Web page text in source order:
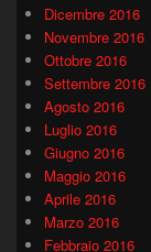
Dicembre 2016
Novembre 2016
Ottobre 2016
Settembre 2016
Agosto 2016
Luglio 2016
Giugno 2016
Maggio 2016
Aprile 2016
Marzo 2016
Febbraio 2016